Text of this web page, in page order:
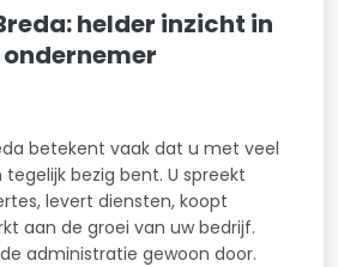
helder inzicht in
betekent vaak dat u met veel
bezig bent. U spreekt
levert diensten, koopt
aan de groei van uw bedrijf.
administratie gewoon door.